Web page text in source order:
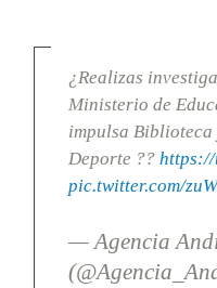
¿Realizas
Ministerio de
impulsa
Deporte ?? https://
pic.twitter.com/
— Agencia